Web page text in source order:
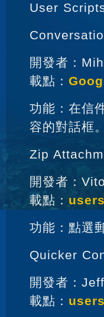
User Scripts
開發者：
載點：
功能：在信
容的對話框。
Zip
開發者：
載點：
功能：點選
Quicker
開發者：
載點：